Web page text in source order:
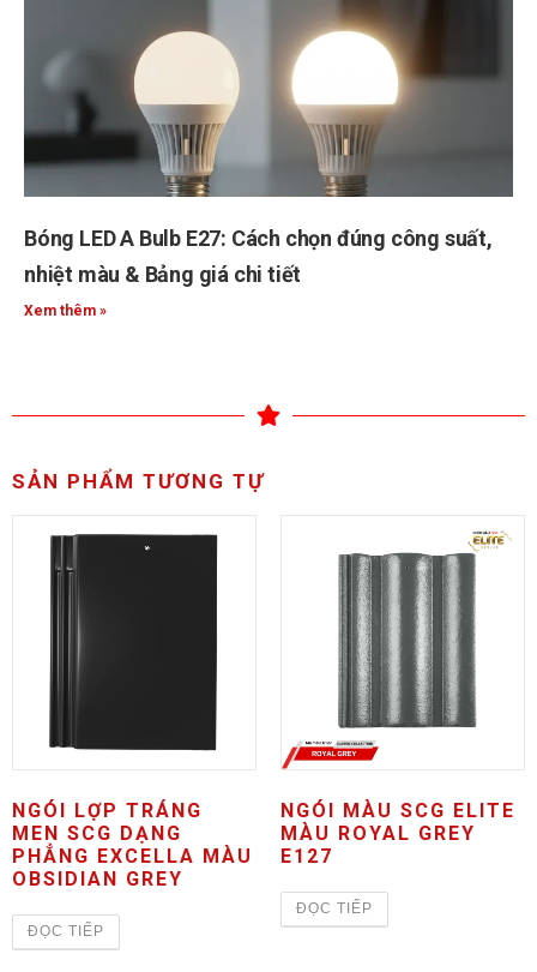
Bóng LED A Bulb E27: Cách chọn đúng công suất,
nhiệt màu & Bảng giá chi tiết
Xem thêm »
SẢN PHẨM TƯƠNG TỰ
NGÓI LỢP TRÁNG
MEN SCG DẠNG
PHẲNG EXCELLA MÀU
OBSIDIAN GREY
ĐỌC TIẾP
NGÓI MÀU SCG ELITE
MÀU ROYAL GREY
E127
ĐỌC TIẾP